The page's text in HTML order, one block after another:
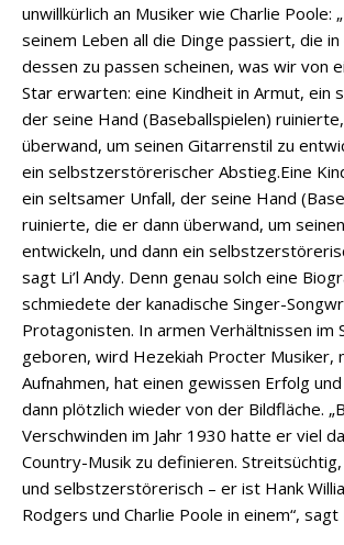
unwillkürlich an Musiker wie Charlie Poole:
seinem Leben all die Dinge passiert, die
dessen zu passen scheinen, was wir von
Star erwarten: eine Kindheit in Armut, ein
der seine Hand (Baseballspielen)
überwand, um seinen Gitarrenstil zu
ein selbstzerstörerischer Abstieg.Eine
ein seltsamer Unfall, der seine Hand
ruinierte, die er dann überwand, um
entwickeln, und dann ein
sagt Li’l Andy. Denn genau solch eine
schmiedete der kanadische Singer-
Protagonisten. In armen Verhältnissen im
geboren, wird Hezekiah Procter Musiker,
Aufnahmen, hat einen gewissen Erfolg
dann plötzlich wieder von der Bildfläche.
Verschwinden im Jahr 1930 hatte er viel
Country-Musik zu definieren.
und selbstzerstörerisch – er ist Hank
Rodgers und Charlie Poole in einem“, sagt